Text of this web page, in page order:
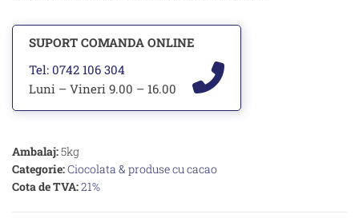
SUPORT COMANDA ONLINE
Tel: 0742 106 304
Luni – Vineri 9.00 – 16.00
Ambalaj:5kg
Categorie:Ciocolata & produse cu cacao
Cota de TVA:21%